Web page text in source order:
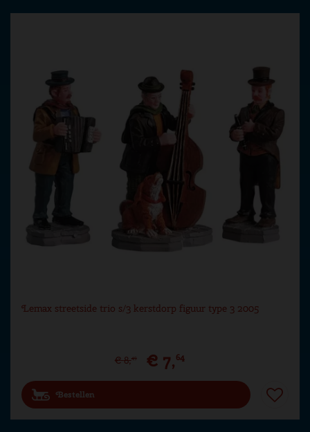
Lemax streetside trio s/3 kerstdorp figuur type 3 2005
€ 8,49 € 7,64
Bestellen